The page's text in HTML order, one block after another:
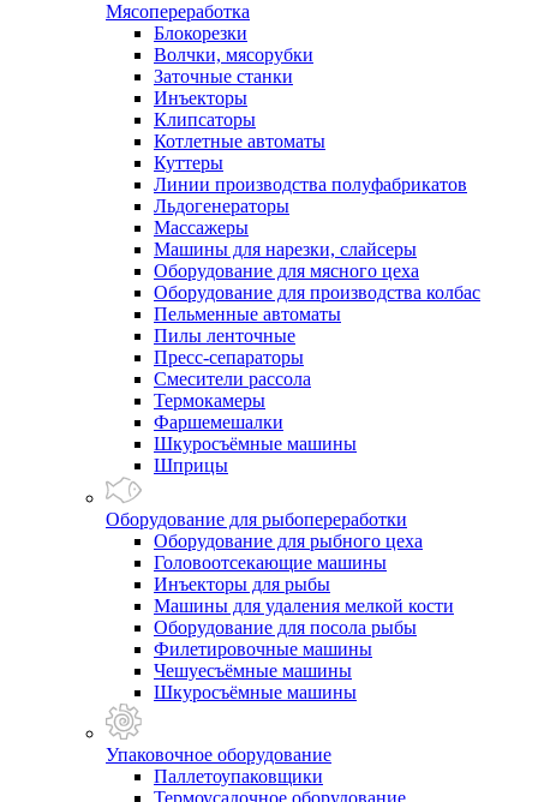
Мясопереработка
Блокорезки
Волчки, мясорубки
Заточные станки
Инъекторы
Клипсаторы
Котлетные автоматы
Куттеры
Линии производства полуфабрикатов
Льдогенераторы
Массажеры
Машины для нарезки, слайсеры
Оборудование для мясного цеха
Оборудование для производства колбас
Пельменные автоматы
Пилы ленточные
Пресс-сепараторы
Смесители рассола
Термокамеры
Фаршемешалки
Шкуросъёмные машины
Шприцы
Оборудование для рыбопереработки
Оборудование для рыбного цеха
Головоотсекающие машины
Инъекторы для рыбы
Машины для удаления мелкой кости
Оборудование для посола рыбы
Филетировочные машины
Чешуесъёмные машины
Шкуросъёмные машины
Упаковочное оборудование
Паллетоупаковщики
Термоусадочное оборудование